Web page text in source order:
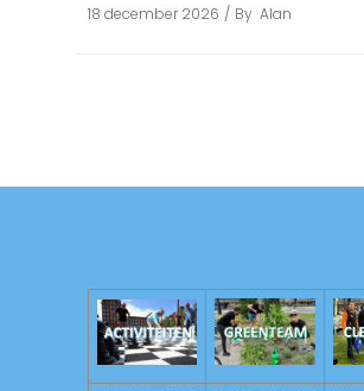
18 december 2026 By Alan